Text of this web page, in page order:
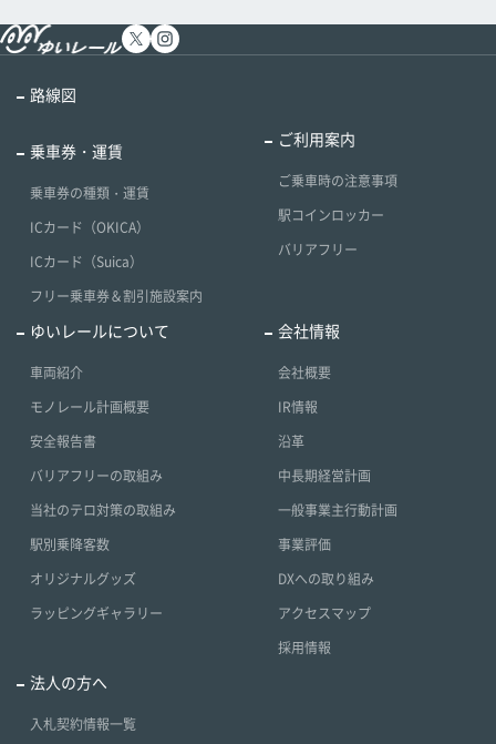
路線図
乗車券・運賃
乗車券の種類・運賃
ICカード（OKICA）
ICカード（Suica）
フリー乗車券＆割引施設案内
ご利用案内
ご乗車時の注意事項
駅コインロッカー
バリアフリー
ゆいレールについて
車両紹介
モノレール計画概要
安全報告書
バリアフリーの取組み
当社のテロ対策の取組み
駅別乗降客数
オリジナルグッズ
ラッピングギャラリー
会社情報
会社概要
IR情報
沿革
中長期経営計画
一般事業主行動計画
事業評価
DXへの取り組み
アクセスマップ
採用情報
法人の方へ
入札契約情報一覧